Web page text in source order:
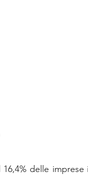
delle imprese